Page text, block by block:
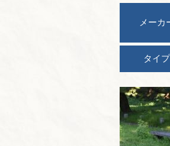
メーカ
タイプ